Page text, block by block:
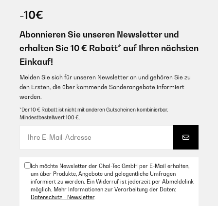
Produit des glaçons de manière aléaroire, la pompe à eau se
désamorce, le détecteur de niveau de glaçons reste bloqué en bas
service. A éviter
_______________________________
===============================
RÉPONDRE
Cher client,
insatisfaisante avec notre produit. Nous vous remercions de nous
avoir fait part de vos commentaires, car ils nous permettent
cette situation. Veuillez contacter notre service client, nous
serons ravis de pouvoir vous aider.
Notre engagement est d’améliorer continuellement et de fournir
un service à la hauteur de vos attentes.
-10€
Abonnieren Sie unseren Newsletter und
erhalten Sie 10 € Rabatt* auf Ihren nächsten
Einkauf!
Melden Sie sich für unseren Newsletter an und gehören Sie zu
den Ersten, die über kommende Sonderangebote informiert
werden.
*Der 10 € Rabatt ist nicht mit anderen Gutscheinen kombinierbar.
Mindestbestellwert 100 €.
Ich möchte Newsletter der Chal-Tec GmbH per E-Mail erhalten,
um über Produkte, Angebote und gelegentliche Umfragen
informiert zu werden. Ein Widerruf ist jederzeit per Abmeldelink
möglich. Mehr Informationen zur Verarbeitung der Daten:
Datenschutz - Newsletter.